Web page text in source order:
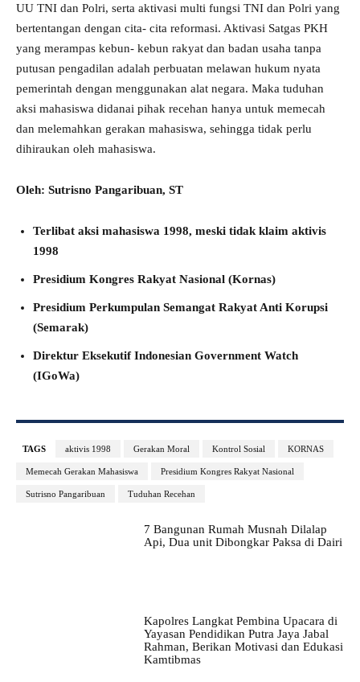
UU TNI dan Polri, serta aktivasi multi fungsi TNI dan Polri yang
bertentangan dengan cita- cita reformasi. Aktivasi Satgas PKH
yang merampas kebun- kebun rakyat dan badan usaha tanpa
putusan pengadilan adalah perbuatan melawan hukum nyata
pemerintah dengan menggunakan alat negara. Maka tuduhan
aksi mahasiswa didanai pihak recehan hanya untuk memecah
dan melemahkan gerakan mahasiswa, sehingga tidak perlu
dihiraukan oleh mahasiswa.
Oleh: Sutrisno Pangaribuan, ST
Terlibat aksi mahasiswa 1998, meski tidak klaim aktivis
1998
Presidium Kongres Rakyat Nasional (Kornas)
Presidium Perkumpulan Semangat Rakyat Anti Korupsi
(Semarak)
Direktur Eksekutif Indonesian Government Watch
(IGoWa)
TAGS aktivis 1998 Gerakan Moral Kontrol Sosial KORNAS
Memecah Gerakan Mahasiswa Presidium Kongres Rakyat Nasional
Sutrisno Pangaribuan Tuduhan Recehan
7 Bangunan Rumah Musnah Dilalap
Api, Dua unit Dibongkar Paksa di Dairi
Kapolres Langkat Pembina Upacara di
Yayasan Pendidikan Putra Jaya Jabal
Rahman, Berikan Motivasi dan Edukasi
Kamtibmas